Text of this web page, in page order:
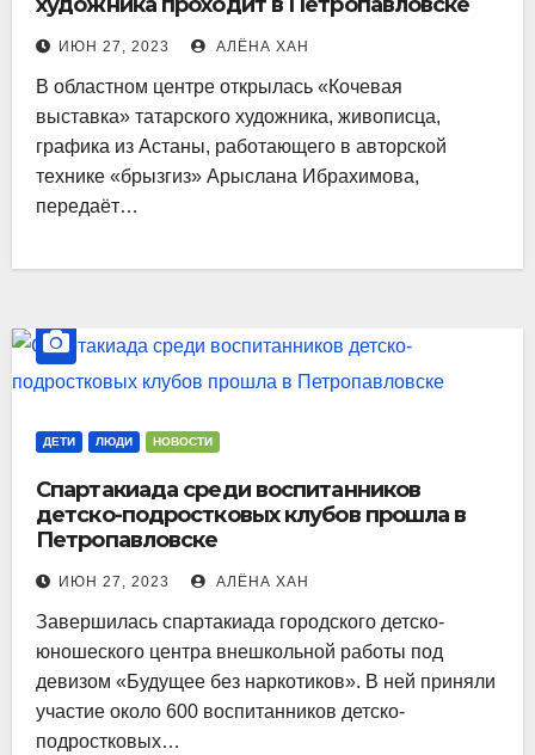
ИЮН 27, 2023 АЛЁНА ХАН
В областном центре открылась «Кочевая
выставка» татарского художника, живописца,
графика из Астаны, работающего в авторской
технике «брызгиз» Арыслана Ибрахимова,
передаёт…
ДЕТИ ЛЮДИ НОВОСТИ
Спартакиада среди воспитанников
детско-подростковых клубов прошла в
Петропавловске
ИЮН 27, 2023 АЛЁНА ХАН
Завершилась спартакиада городского детско-
юношеского центра внешкольной работы под
девизом «Будущее без наркотиков». В ней приняли
участие около 600 воспитанников детско-
подростковых…